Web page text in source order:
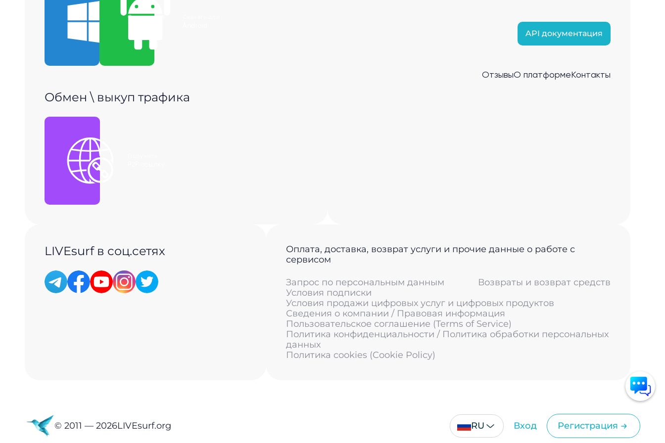
Скачать для
Обмен \ выкуп трафика
API документация
ОтзывыО платформе Контакты
LIVEsurf в соц.сетях
Оплата, доставка, возврат услуги и прочие данные о работе с
сервисом
Запрос по персональным данным
Возвраты и возврат средств
Условия подписки
Условия продажи цифровых услуг и цифровых продуктов
Сведения о компании / Правовая информация
Пользовательское соглашение (Terms of Service)
Политика конфиденциальности / Политика обработки персональных
данных
Политика cookies (Cookie Policy)
© 2011 — 2026LIVEsurf.org RU Вход Регистрация